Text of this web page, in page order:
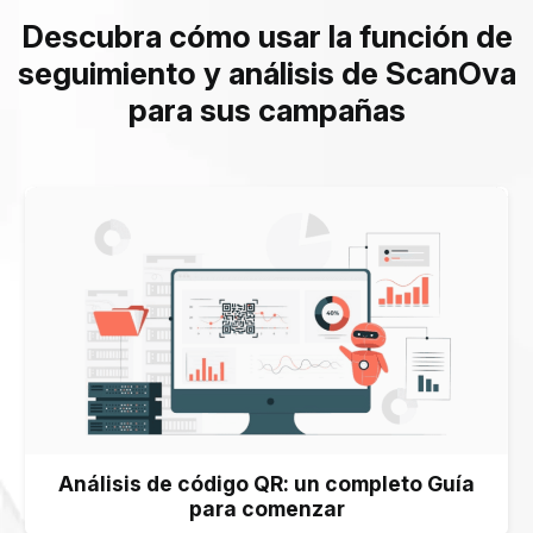
electrónico, proporcionándole información oportuna para
la toma de decisiones informadas y la planificación
estratégica. Puede seleccionar una frecuencia de correo
Descubra cómo usar la función de
seguimiento y análisis de ScanOva
para sus campañas
Análisis de código QR: un completo Guía
para comenzar